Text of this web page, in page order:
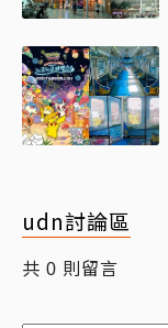
udn討論區
共 0 則留言